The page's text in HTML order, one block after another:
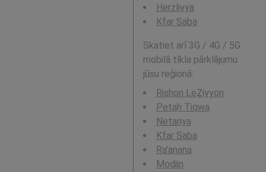
Herzliyya
Kfar Saba
Skatiet arī 3G / 4G / 5G
mobilā tīkla pārklājumu
jūsu reģionā:
Rishon LeẔiyyon
Petaẖ Tiqwa
Netanya
Kfar Saba
Ra'anana
Modiin